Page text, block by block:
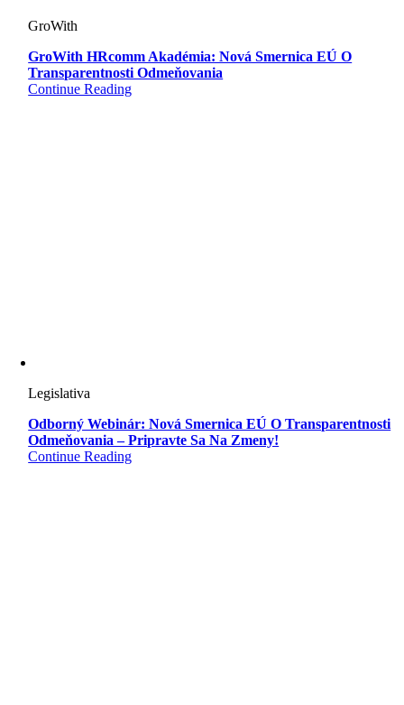
GroWith
GroWith HRcomm Akadémia: Nová Smernica EÚ O
Transparentnosti Odmeňovania
Continue Reading
Legislativa
Odborný Webinár: Nová Smernica EÚ O Transparentnosti
Odmeňovania – Pripravte Sa Na Zmeny!
Continue Reading